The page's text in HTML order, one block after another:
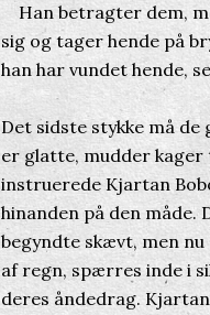
Han betragter dem,
sig og tager hende på
han har vundet hende,
Det sidste stykke må
er glatte, mudder
instruerede Kjartan
hinanden på den måde.
begyndte skævt, men
af regn, spærres inde i
deres åndedrag.